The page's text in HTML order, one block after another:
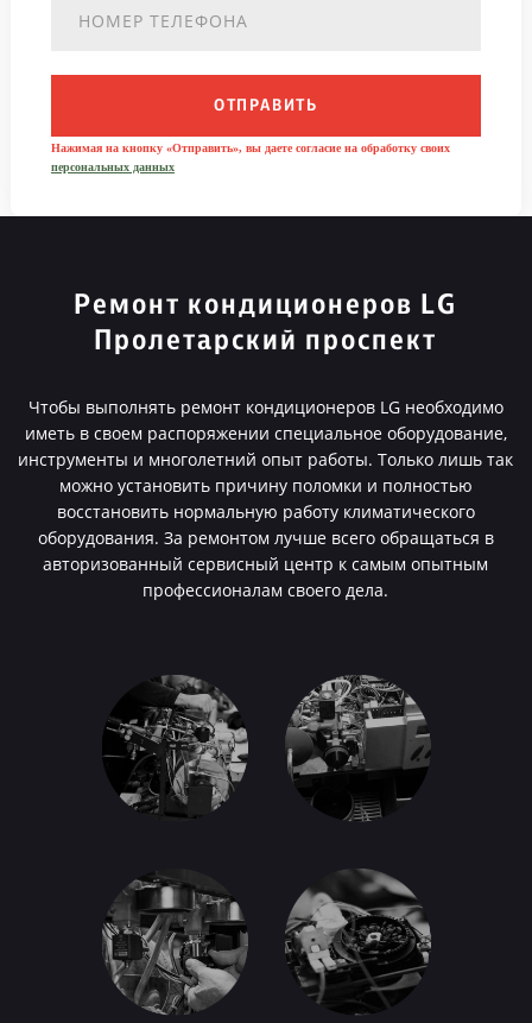
ОТПРАВИТЬ
Нажимая на кнопку «Отправить», вы даете согласие на обработку своих
персональных данных
Ремонт кондиционеров LG
Пролетарский проспект
Чтобы выполнять ремонт кондиционеров LG необходимо
иметь в своем распоряжении специальное оборудование,
инструменты и многолетний опыт работы. Только лишь так
можно установить причину поломки и полностью
восстановить нормальную работу климатического
оборудования. За ремонтом лучше всего обращаться в
авторизованный сервисный центр к самым опытным
профессионалам своего дела.